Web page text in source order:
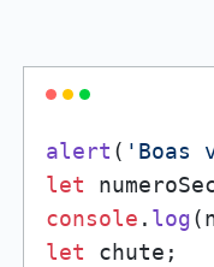
alert ( 'Boas
let
console . log
let